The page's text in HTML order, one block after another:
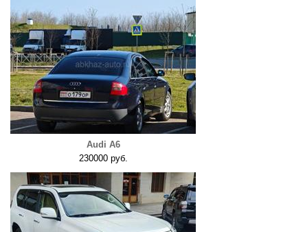
Audi A6
230000 руб.